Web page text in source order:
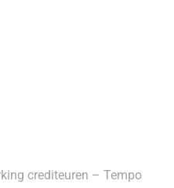
crediteuren – Tempo